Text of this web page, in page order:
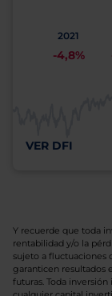
2021
-4,8%
VER DFI
Y recuerde que toda
rentabilidad y/o la
sujeto a fluctuaciones
garanticen resultados
futuras. Toda